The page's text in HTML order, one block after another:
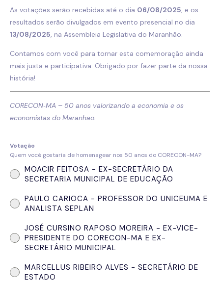
As votações serão recebidas até o dia 06/08/2025 , e os
resultados serão divulgados em evento presencial no dia
13/08/2025 , na Assembleia Legislativa do Maranhão.
Contamos com você para tornar esta comemoração ainda
mais justa e participativa. Obrigado por fazer parte da nossa
história!
CORECON‑MA – 50 anos valorizando a economia e os
economistas do Maranhão.
Votação
Quem você gostaria de homenagear nos 50 anos do CORECON-MA?
MOACIR FEITOSA - EX-SECRETÁRIO DA
SECRETARIA MUNICIPAL DE EDUCAÇÃO
PAULO CARIOCA - PROFESSOR DO UNICEUMA E
ANALISTA SEPLAN
JOSÉ CURSINO RAPOSO MOREIRA - EX-VICE-
PRESIDENTE DO CORECON-MA E EX-
SECRETÁRIO MUNICIPAL
MARCELLUS RIBEIRO ALVES - SECRETÁRIO DE
ESTADO